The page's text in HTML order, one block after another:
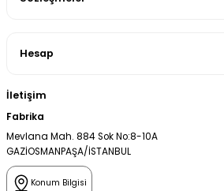
Hesap
İletişim
Fabrika
Mevlana Mah. 884 Sok No:8-10A
GAZİOSMANPAŞA/İSTANBUL
Konum Bilgisi